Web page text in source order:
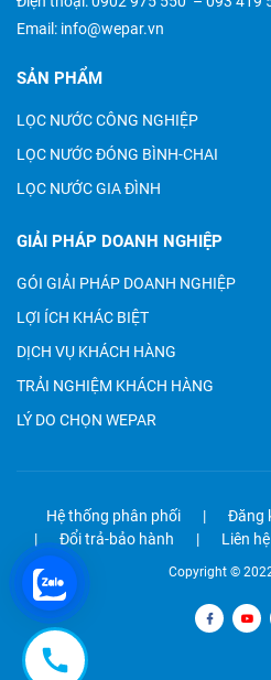
Email: info@wepar.vn
SẢN PHẨM
LỌC NƯỚC CÔNG NGHIỆP
LỌC NƯỚC ĐÓNG BÌNH-CHAI
LỌC NƯỚC GIA ĐÌNH
GIẢI PHÁP DOANH NGHIỆP
GÓI GIẢI PHÁP DOANH NGHIỆP
LỢI ÍCH KHÁC BIỆT
DỊCH VỤ KHÁCH HÀNG
TRẢI NGHIỆM KHÁCH HÀNG
LÝ DO CHỌN WEPAR
Hệ thống phân phối Đăng
Đổi trả-bảo hành
Liên hệ
Copyright ©